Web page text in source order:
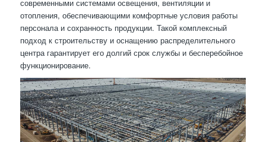
современными системами освещения, вентиляции и
отопления, обеспечивающими комфортные условия работы
персонала и сохранность продукции. Такой комплексный
подход к строительству и оснащению распределительного
центра гарантирует его долгий срок службы и бесперебойное
функционирование.